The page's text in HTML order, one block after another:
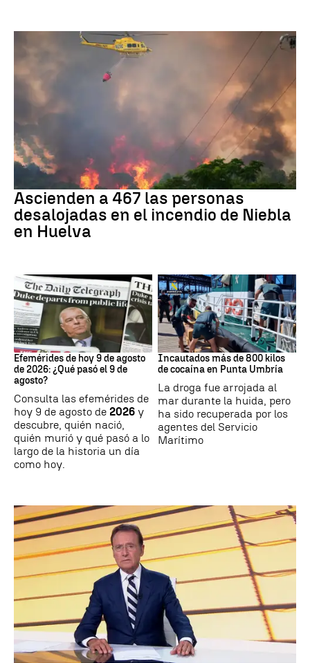
Ascienden a 467 las personas
desalojadas en el incendio de Niebla
en Huelva
Efemérides
Efemérides de hoy 9 de agosto
de 2026: ¿Qué pasó el 9 de
agosto?
Consulta las efemérides de
hoy 9 de agosto de 2026 y
descubre, quién nació,
quién murió y qué pasó a lo
largo de la historia un día
como hoy.
Tráfico de drogas
Incautados más de 800 kilos
de cocaína en Punta Umbría
La droga fue arrojada al
mar durante la huida, pero
ha sido recuperada por los
agentes del Servicio
Marítimo